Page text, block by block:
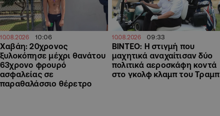
10.08.2026 10:06
Χαβάη: 20χρονος
ξυλοκόπησε μέχρι θανάτου
63χρονο φρουρό
ασφαλείας σε
παραθαλάσσιο θέρετρο
10.08.2026 09:33
ΒΙΝΤΕΟ: Η στιγμή που
μαχητικά αναχαίτισαν δύο
πολιτικά αεροσκάφη κοντά
στο γκολφ κλαμπ του Τραμπ